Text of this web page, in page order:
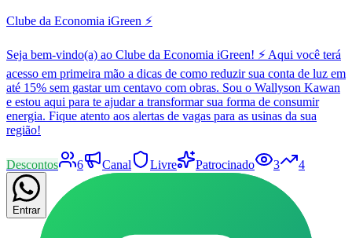
Clube da Economia iGreen ⚡
Seja bem-vindo(a) ao Clube da Economia iGreen! ⚡ Aqui você terá
acesso em primeira mão a dicas de como reduzir sua conta de luz em
até 15% sem gastar um centavo com obras. Sou o Wallyson Kawan
e estou aqui para te ajudar a transformar sua forma de consumir
energia. Fique atento aos alertas de vagas para as usinas da sua
região!
Descontos 6 Canal Livre Patrocinado 3 4
Entrar